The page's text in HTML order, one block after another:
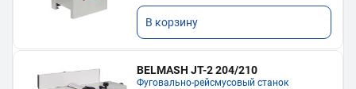
В корзину
BELMASH JT-2 204/210
Фуговально-рейсмусовый станок